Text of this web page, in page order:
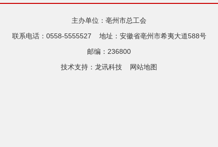
主办单位：亳州市总工会
联系电话：0558-5555527
地址：安徽省亳州市希夷大道588号
邮编：236800
技术支持： 龙讯科技 网站地图